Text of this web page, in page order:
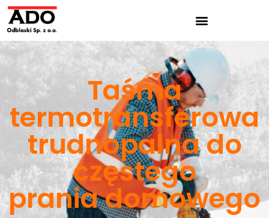
Taśma
termotransferowa
trudnopalna do
częstego
prania domowego